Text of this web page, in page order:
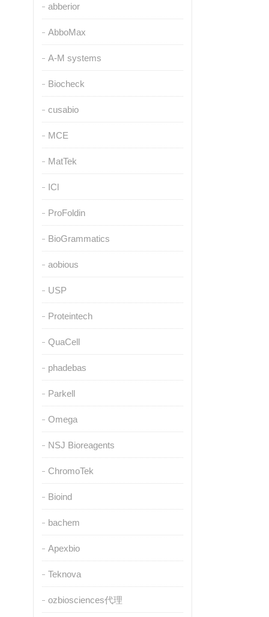
abberior
AbboMax
A-M systems
Biocheck
cusabio
MCE
MatTek
ICl
ProFoldin
BioGrammatics
aobious
USP
Proteintech
QuaCell
phadebas
Parkell
Omega
NSJ Bioreagents
ChromoTek
Bioind
bachem
Apexbio
Teknova
ozbiosciences代理